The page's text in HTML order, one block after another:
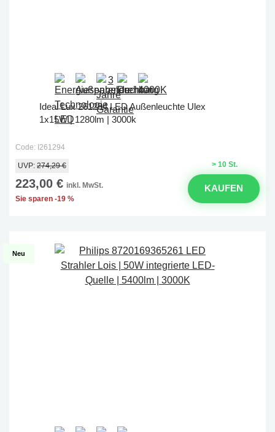
Ideal Lux 261294 LED Außenleuchte Ulex
1x15W | 1280lm | 3000k
Code: I261294
> 10 St.
UVP: 274,29 €
223,00 € inkl. MwSt.
Sie sparen -19 %
KAUFEN
Neu